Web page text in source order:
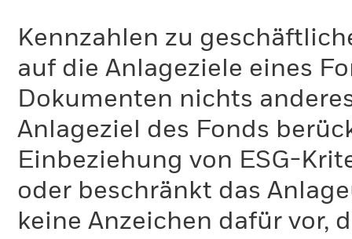
Kennzahlen zu
auf die Anlageziele eines
Dokumenten nichts
Anlageziel des Fonds
Einbeziehung von ESG-
oder beschränkt das
keine Anzeichen dafür vor,